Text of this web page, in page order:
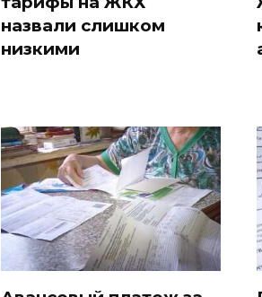
назвали слишком
низкими